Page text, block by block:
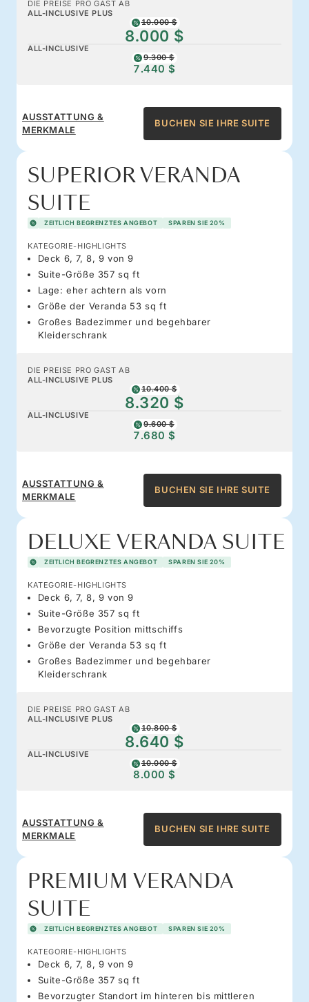
DIE PREISE PRO GAST AB
ALL-INCLUSIVE PLUS
10.000 $
8.000 $
ALL-INCLUSIVE
9.300 $
7.440 $
AUSSTATTUNG &
MERKMALE
BUCHEN SIE IHRE SUITE
SUPERIOR VERANDA
SUITE
ZEITLICH BEGRENZTES ANGEBOT SPAREN SIE 20%
KATEGORIE-HIGHLIGHTS
Deck 6, 7, 8, 9 von 9
Suite-Größe 357 sq ft
Lage: eher achtern als vorn
Größe der Veranda 53 sq ft
Großes Badezimmer und begehbarer
Kleiderschrank
DIE PREISE PRO GAST AB
ALL-INCLUSIVE PLUS
10.400 $
8.320 $
ALL-INCLUSIVE
9.600 $
7.680 $
AUSSTATTUNG &
MERKMALE
BUCHEN SIE IHRE SUITE
DELUXE VERANDA SUITE
ZEITLICH BEGRENZTES ANGEBOT SPAREN SIE 20%
KATEGORIE-HIGHLIGHTS
Deck 6, 7, 8, 9 von 9
Suite-Größe 357 sq ft
Bevorzugte Position mittschiffs
Größe der Veranda 53 sq ft
Großes Badezimmer und begehbarer
Kleiderschrank
DIE PREISE PRO GAST AB
ALL-INCLUSIVE PLUS
10.800 $
8.640 $
ALL-INCLUSIVE
10.000 $
8.000 $
AUSSTATTUNG &
MERKMALE
BUCHEN SIE IHRE SUITE
PREMIUM VERANDA
SUITE
ZEITLICH BEGRENZTES ANGEBOT SPAREN SIE 20%
KATEGORIE-HIGHLIGHTS
Deck 6, 7, 8, 9 von 9
Suite-Größe 357 sq ft
Bevorzugter Standort im hinteren bis mittleren